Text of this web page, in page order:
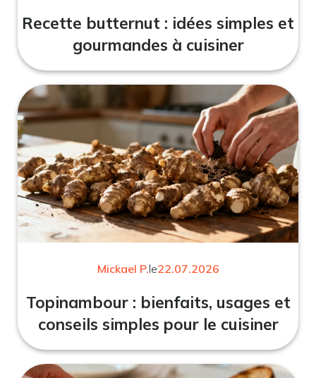
Recette butternut : idées simples et
gourmandes à cuisiner
Mickael P.le22.07.2026
Topinambour : bienfaits, usages et
conseils simples pour le cuisiner